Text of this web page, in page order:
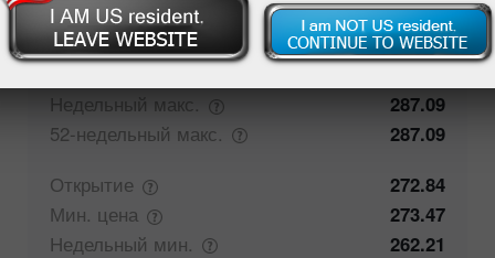
Закрытие
272.55
Недельный макс.
287.09
52-недельный макс.
287.09
Открытие
272.84
Мин. цена
273.47
Недельный мин.
262.21